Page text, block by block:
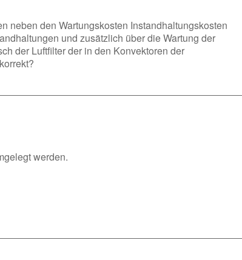
neben den Wartungskosten Instandhaltungskosten
und zusätzlich über die Wartung der
der Luftfilter der in den Konvektoren der
werden.